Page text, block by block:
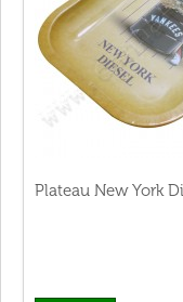
Plateau New York